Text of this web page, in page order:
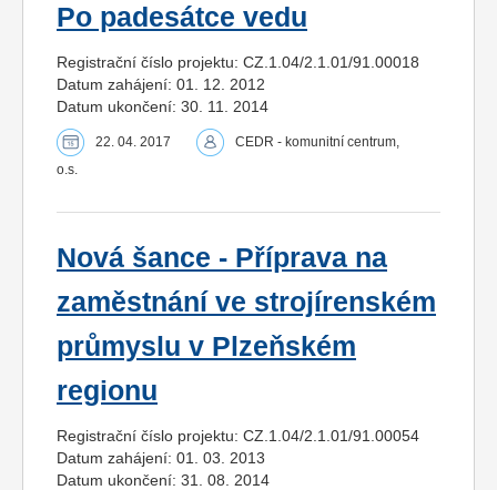
Po padesátce vedu
Registrační číslo projektu: CZ.1.04/2.1.01/91.00018
Datum zahájení: 01. 12. 2012
Datum ukončení: 30. 11. 2014
22. 04. 2017
CEDR - komunitní centrum,
o.s.
Nová šance - Příprava na
zaměstnání ve strojírenském
průmyslu v Plzeňském
regionu
Registrační číslo projektu: CZ.1.04/2.1.01/91.00054
Datum zahájení: 01. 03. 2013
Datum ukončení: 31. 08. 2014